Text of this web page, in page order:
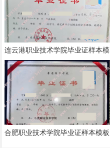
连云港职业技术学院毕业证样本模
板
合肥职业技术学院毕业证样本模板